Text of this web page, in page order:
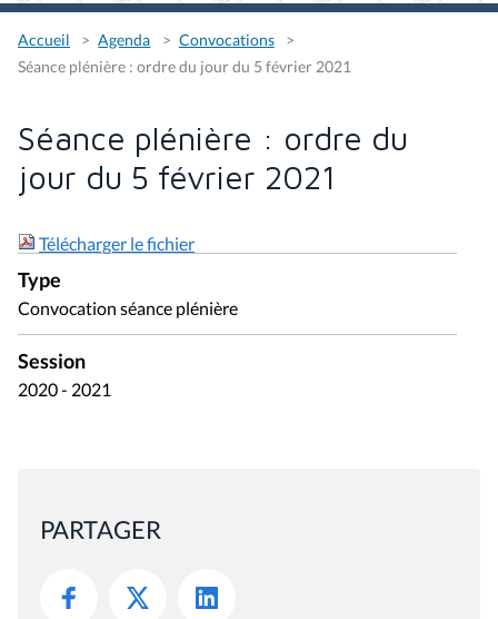
Accueil Agenda
Convocations
Séance plénière : ordre du jour du 5 février 2021
Séance plénière : ordre du
jour du 5 février 2021
Télécharger le fichier
Type
Convocation séance plénière
Session
2020 - 2021
PARTAGER